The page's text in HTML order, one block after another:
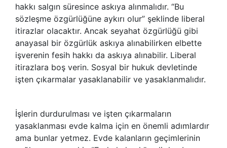
hakkı salgın süresince askıya alınmalıdır. “Bu
sözleşme özgürlüğüne aykırı olur” şeklinde liberal
itirazlar olacaktır. Ancak seyahat özgürlüğü gibi
anayasal bir özgürlük askıya alınabilirken elbette
işverenin fesih hakkı da askıya alınabilir. Liberal
itirazlara boş verin. Sosyal bir hukuk devletinde
işten çıkarmalar yasaklanabilir ve yasaklanmalıdır.
İşlerin durdurulması ve işten çıkarmaların
yasaklanması evde kalma için en önemli adımlardır
ama bunlar yetmez. Evde kalanların geçimlerinin